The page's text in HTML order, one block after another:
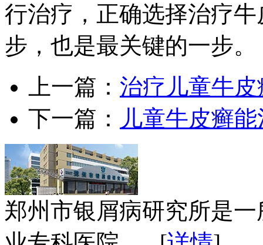
行治疗，正确选择治疗
步，也是最关键的一步。
上一篇： 治疗儿童牛
下一篇： 儿童牛皮癣
郑州市银屑病研究所是